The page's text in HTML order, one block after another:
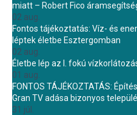
miatt – Robert Fico
02 aug.
Fontos tájékoztatás: Víz- és
léptek életbe Esztergomban
02 aug.
Életbe lép az I. fokú
01 aug.
FONTOS TÁJÉKOZTATÁS:
Gran TV adása bizonyos
31 júl.